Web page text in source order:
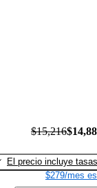
$15,216
El precio incluye tasas
$279/mes